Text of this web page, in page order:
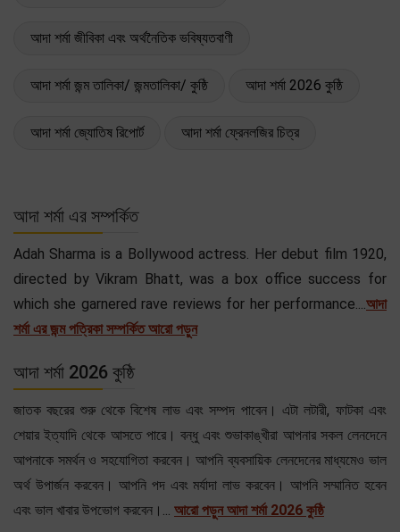
আদা শর্মা জীবিকা এবং অর্থনৈতিক ভবিষ্যতবাণী
আদা শর্মা জন্ম তালিকা/ জন্মতালিকা/ কুষ্ঠি আদা শর্মা 2026 কুষ্ঠি
আদা শর্মা জ্যোতিষ রিপোর্ট আদা শর্মা ফ্রেনলজির চিত্র
আদা শর্মা এর সম্পর্কিত
Adah Sharma is a Bollywood actress. Her debut film 1920,
directed by Vikram Bhatt, was a box office success for
which she garnered rave reviews for her performance....আদা
শর্মা এর জন্ম পত্রিকা সম্পর্কিত আরো পড়ুন
আদা শর্মা 2026 কুষ্ঠি
জাতক বছরের শুরু থেকে বিশেষ লাভ এবং সম্পদ পাবেন। এটা লটারী, ফাটকা এবং
শেয়ার ইত্যাদি থেকে আসতে পারে। বন্ধু এবং শুভাকাঙ্খীরা আপনার সকল লেনদেনে
আপনাকে সমর্থন ও সহযোগিতা করবেন। আপনি ব্যবসায়িক লেনদেনের মাধ্যমেও ভাল
অর্থ উপার্জন করবেন। আপনি পদ এবং মর্যাদা লাভ করবেন। আপনি সম্মানিত হবেন
এবং ভাল খাবার উপভোগ করবেন।... আরো পড়ুন আদা শর্মা 2026 কুষ্ঠি